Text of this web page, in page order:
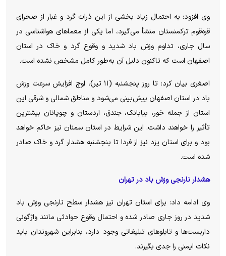
وی افزود: به احتمال زیاد بخشی از این ذرات گرد و غبار از صحرای
قره‌قوم ترکمنستان منشأ می‌گیرد، اما یکی از معما‌های هواشناسی در
سال جاری، تداوم وزش باد شدید و وقوع گرد و خاک در استان
اصفهان است که تاکنون دلیل آن به‌طور کامل مشخص نشده است.
اصغری بیان کرد: تا روز پنجشنبه (۱۱ تیر)، اوج افزایش سرعت وزش
باد در استان اصفهان پیش‌بینی می‌شود و مناطق شمالی و شرقی این
استان از جمله خور، بیابانک، جندق، اردستان و چوپانان بیشترین
تأثیر را خواهند داشت. این شرایط در استان سمنان نیز حاکم خواهد
بود و برای استان یزد نیز از فردا تا پنجشنبه هشدار گرد و خاک صادر
شده است.
هشدار نارنجی وزش باد در تهران
وی ادامه داد: برای استان تهران نیز هشدار سطح نارنجی وزش باد
شدید در روز جاری صادر شده و احتمال وقوع حوادثی مانند واژگونی
داربست‌ها و تابلو‌های تبلیغاتی وجود دارد، بنابراین شهروندان باید
نکات ایمنی را جدی بگیرند.